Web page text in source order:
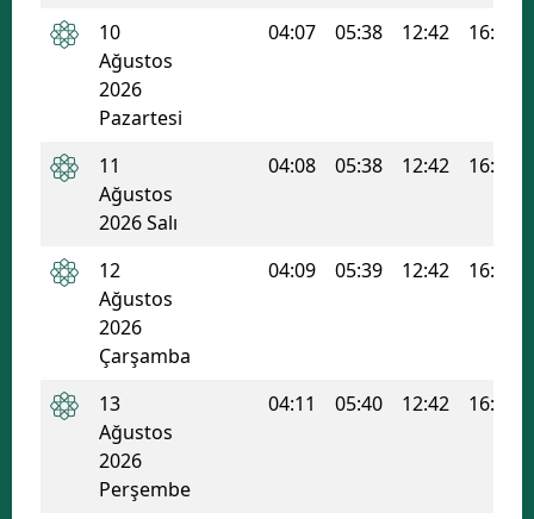
Isparta
10
Ağustos
2026
Pazartesi
04:07 05:38 12:42 16:28
11
Ağustos
2026 Salı
04:08 05:38 12:42 16:27
12
Ağustos
2026
Çarşamba
04:09 05:39 12:42 16:27
13
Ağustos
2026
Perşembe
04:11 05:40 12:42 16:26